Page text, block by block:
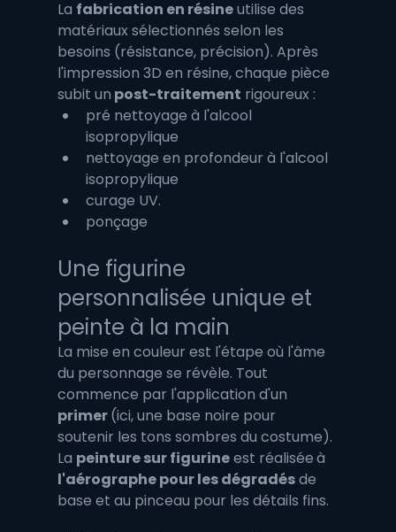
La fabrication en résine utilise des
matériaux sélectionnés selon les
besoins (résistance, précision). Après
l'impression 3D en résine, chaque pièce
subit un post-traitement rigoureux :
pré nettoyage à l'alcool
isopropylique
nettoyage en profondeur à l'alcool
isopropylique
curage UV.
ponçage
Une figurine
personnalisée unique et
peinte à la main
La mise en couleur est l'étape où l'âme
du personnage se révèle. Tout
commence par l'application d'un
primer (ici, une base noire pour
soutenir les tons sombres du costume).
La peinture sur figurine est réaliséeà
l'aérographe pour les dégradés de
base et au pinceau pour les détails fins.